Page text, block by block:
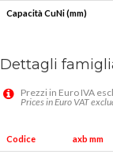
Capacità CuNi (mm)
Dettagli
Prezzi in Euro IVA
Prices in Euro VAT
Codice axb mm